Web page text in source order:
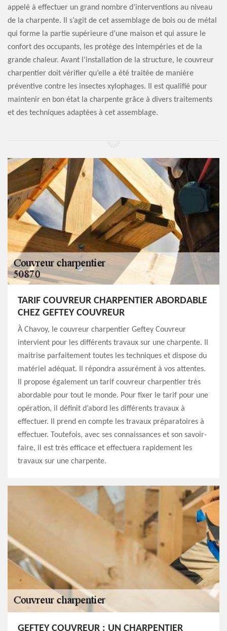
appelé à effectuer un grand nombre d’interventions au niveau
de la charpente. Il s’agit de cet assemblage de bois ou de métal
qui forme la partie supérieure d’une maison et qui assure le
confort des occupants, les protège des intempéries et de la
grande chaleur. Avant l’installation de la structure, le couvreur
charpentier doit vérifier qu’elle a été traitée de manière
préventive contre les insectes xylophages. Il est qualifié pour
maintenir en bon état la charpente grâce à divers traitements
et des techniques adaptées à cet assemblage.
TARIF COUVREUR CHARPENTIER ABORDABLE
CHEZ GEFTEY COUVREUR
À Chavoy, le couvreur charpentier Geftey Couvreur
intervient pour les différents travaux sur une charpente. Il
maitrise parfaitement toutes les techniques et dispose du
matériel adéquat. Il répondra assurément à vos attentes.
Il propose également un tarif couvreur charpentier très
abordable pour tout le monde. Pour fixer le tarif pour une
opération, il définit d’abord les différents travaux à
effectuer. Il prend en compte les travaux préparatoires à
effectuer. Toutefois, avec ses connaissances et son savoir-
faire, il est très efficace et effectuera rapidement les
travaux sur une charpente.
GEFTEY COUVREUR : UN CHARPENTIER